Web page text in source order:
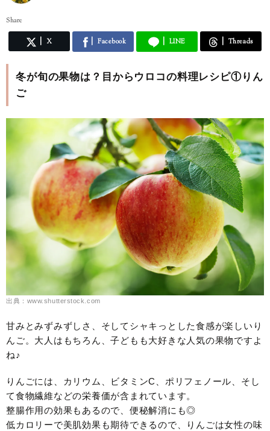
Share
X Facebook LINE Threads
冬が旬の果物は？目からウロコの料理レシピ①りん
ご
出典：www.shutterstock.com
甘みとみずみずしさ、そしてシャキっとした食感が楽しいり
んご。大人はもちろん、子どもも大好きな人気の果物ですよ
ね♪
りんごには、カリウム、ビタミンC、ポリフェノール、そし
て食物繊維などの栄養価が含まれています。
整腸作用の効果もあるので、便秘解消にも◎
低カロリーで美肌効果も期待できるので、りんごは女性の味